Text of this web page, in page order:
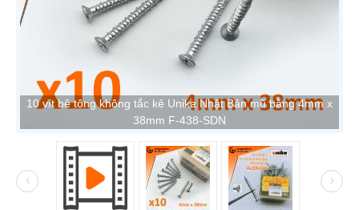
10 vít bê tông không tắc kê Unika Nhật Bản mũ bằng 4mm x
38mm F-438-SDN